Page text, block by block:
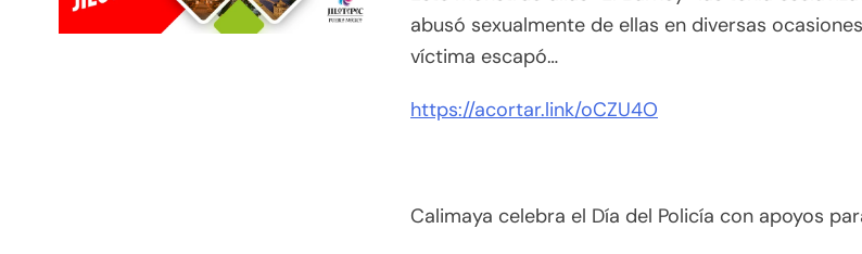
abusó sexualmente de ellas en diversas
víctima escapó…
https://acortar.link/oCZU4O
Calimaya celebra el Día del Policía con apoyos